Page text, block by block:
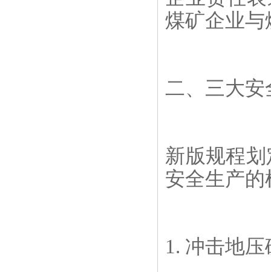
煤矿企业与
二、三大
新版规程
安全生产
1. 冲击地